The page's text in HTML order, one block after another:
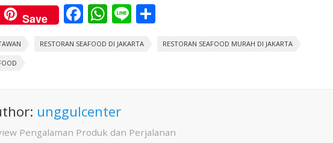
Save F
e
o
k
W
at
p
p
Li
e ar
RESTORAN SEAFOOD DI JAKARTA RESTORAN SEAFOOD MURAH DI JAKARTA
unggulcenter
Pengalaman Produk dan Perjalanan